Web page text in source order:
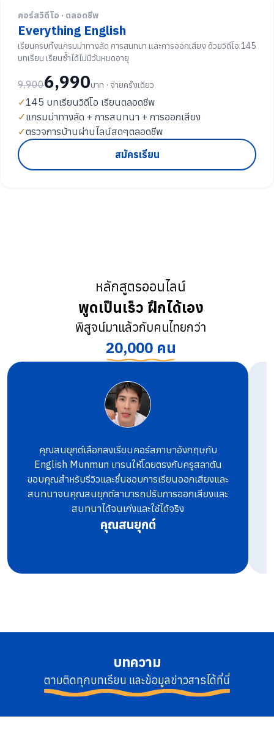
คอร์สวิดีโอ · ตลอดชีพ
Everything English
เรียนครบทั้งแกรมม่าทางลัด การสนทนา และการออกเสียง ด้วยวิดีโอ 145
บทเรียน เรียนซ้ำได้ไม่มีวันหมดอายุ
9,9006,990บาท · จ่ายครั้งเดียว
✓145 บทเรียนวิดีโอ เรียนตลอดชีพ
✓แกรมม่าทางลัด + การสนทนา + การออกเสียง
✓ตรวจการบ้านผ่านไลน์สดๆตลอดชีพ
สมัครเรียน
หลักสูตรออนไลน์
พูดเป็นเร็ว ฝึกได้เอง
พิสูจน์มาแล้วกับคนไทยกว่า
20,000 คน
คุณสนยุกต์เลือกลงเรียนคอร์สภาษาอังกฤษกับ
English Munmun เทรนให้โดยตรงกับครูสลาตัน
ขอบคุณสำหรับรีวิวและชื่นชอบการเรียนออกเสียงและ
สนทนาจนคุณสนยุกต์สามารถปรับการออกเสียงและ
สนทนาได้จนเก่งและใช้ได้จริง
คุณสนยุกต์
บทความ
ตามติดทุกบทเรียน และข้อมูลข่าวสารได้ที่นี่